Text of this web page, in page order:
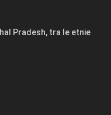
Pradesh, tra le etnie